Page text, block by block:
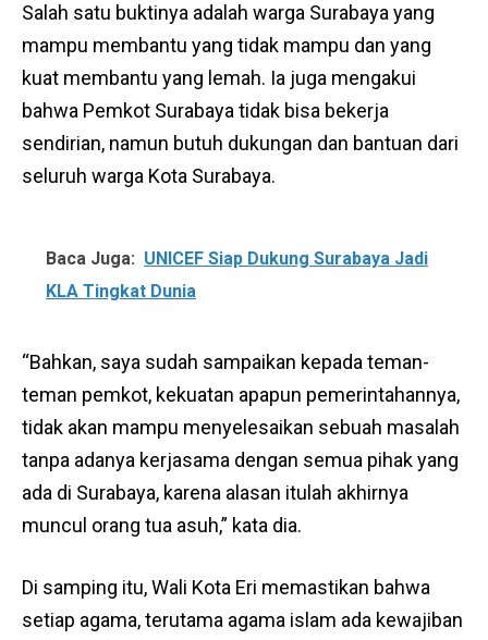
Salah satu buktinya adalah warga Surabaya yang
mampu membantu yang tidak mampu dan yang
kuat membantu yang lemah. Ia juga mengakui
bahwa Pemkot Surabaya tidak bisa bekerja
sendirian, namun butuh dukungan dan bantuan dari
seluruh warga Kota Surabaya.
Baca Juga: UNICEF Siap Dukung Surabaya Jadi
KLA Tingkat Dunia
“Bahkan, saya sudah sampaikan kepada teman-
teman pemkot, kekuatan apapun pemerintahannya,
tidak akan mampu menyelesaikan sebuah masalah
tanpa adanya kerjasama dengan semua pihak yang
ada di Surabaya, karena alasan itulah akhirnya
muncul orang tua asuh,” kata dia.
Di samping itu, Wali Kota Eri memastikan bahwa
setiap agama, terutama agama islam ada kewajiban